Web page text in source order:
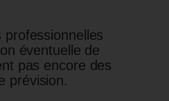
professionnelles
éventuelle de
pas encore des
prévision.